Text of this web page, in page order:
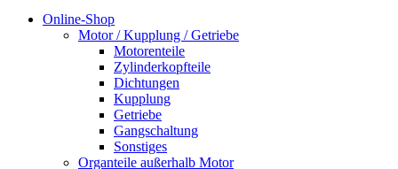
Online-Shop
Motor / Kupplung / Getriebe
Motorenteile
Zylinderkopfteile
Dichtungen
Kupplung
Getriebe
Gangschaltung
Sonstiges
Organteile außerhalb Motor